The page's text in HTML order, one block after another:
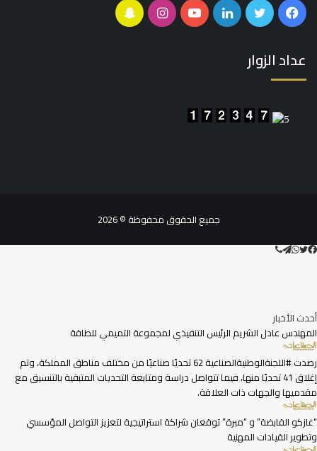
فيسبوكتويتر لينكدإن يوتيوب انستقرامسناب
عداد الزوار
جميع الحقوق محفوظة © 2026
أحدث الأخبار
المهندس عادل الشريم الرئيس التنفيذي لمجموعة التميمي للطاقة
رصدت #اللجنةالوطنيةالصناعية 62 تحديًا صناعيًا من مختلف مناطق المملكة، وتم
إغلاق 41 تحديًا منها، فيما تتواصل دراسة ومتابعة التحديات المتبقية بالتنسيق مع
مقدميها والجهات ذات العلاقة.
“غازكو القابضة” و “مبرة” توقعان شراكة استراتيجية لتعزيز التواصل المؤسسي
وتطوير القيادات المهنية